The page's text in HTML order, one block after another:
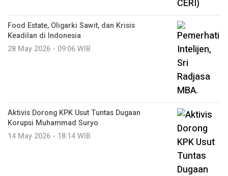
Food Estate, Oligarki Sawit, dan Krisis
Keadilan di Indonesia
28 May 2026 - 09:06 WIB
Aktivis Dorong KPK Usut Tuntas Dugaan
Korupsi Muhammad Suryo
14 May 2026 - 18:14 WIB